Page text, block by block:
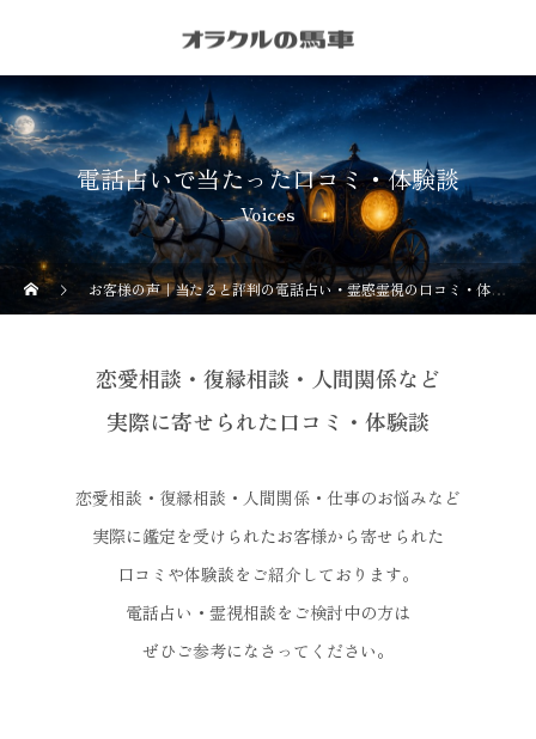
電話占いで当たった口コミ・体験談
Voices
お客様の声｜当たると評判の電話占い・霊感霊視の口コミ・体験談
恋愛相談・復縁相談・人間関係など
実際に寄せられた口コミ・体験談
恋愛相談・復縁相談・人間関係・仕事のお悩みなど
実際に鑑定を受けられたお客様から寄せられた
口コミや体験談をご紹介しております。
電話占い・霊視相談をご検討中の方は
ぜひご参考になさってください。